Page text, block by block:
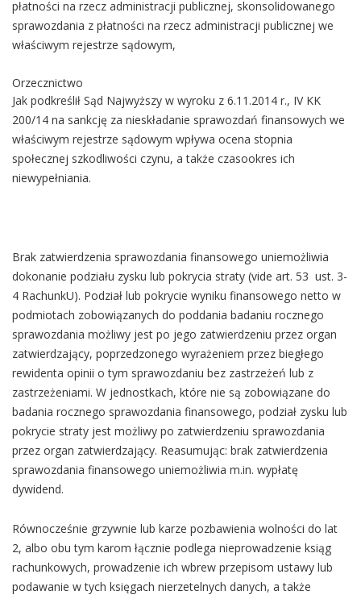
płatności na rzecz administracji publicznej, skonsolidowanego
sprawozdania z płatności na rzecz administracji publicznej we
właściwym rejestrze sądowym,
Orzecznictwo
Jak podkreślił Sąd Najwyższy w wyroku z 6.11.2014 r., IV KK
200/14 na sankcję za nieskładanie sprawozdań finansowych we
właściwym rejestrze sądowym wpływa ocena stopnia
społecznej szkodliwości czynu, a także czasookres ich
niewypełniania.
Brak zatwierdzenia sprawozdania finansowego uniemożliwia
dokonanie podziału zysku lub pokrycia straty (vide art. 53 ust. 3-
4 RachunkU). Podział lub pokrycie wyniku finansowego netto w
podmiotach zobowiązanych do poddania badaniu rocznego
sprawozdania możliwy jest po jego zatwierdzeniu przez organ
zatwierdzający, poprzedzonego wyrażeniem przez biegłego
rewidenta opinii o tym sprawozdaniu bez zastrzeżeń lub z
zastrzeżeniami. W jednostkach, które nie są zobowiązane do
badania rocznego sprawozdania finansowego, podział zysku lub
pokrycie straty jest możliwy po zatwierdzeniu sprawozdania
przez organ zatwierdzający. Reasumując: brak zatwierdzenia
sprawozdania finansowego uniemożliwia m.in. wypłatę
dywidend.
Równocześnie grzywnie lub karze pozbawienia wolności do lat
2, albo obu tym karom łącznie podlega nieprowadzenie ksiąg
rachunkowych, prowadzenie ich wbrew przepisom ustawy lub
podawanie w tych księgach nierzetelnych danych, a także